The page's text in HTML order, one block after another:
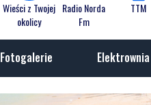
Wieści z Twojej
okolicy
Radio Norda
Fm
TTM
Fotogalerie